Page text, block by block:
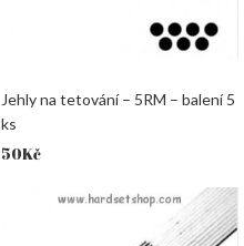
Jehly na tetování – 5RM – balení 5
ks
50Kč